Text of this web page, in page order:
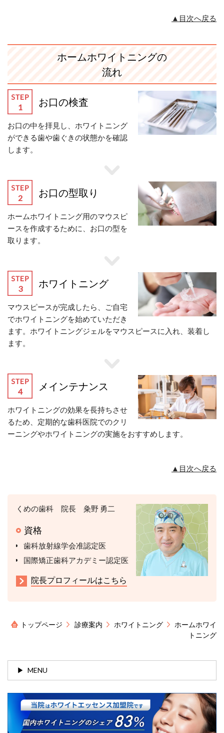
▲目次へ戻る
ホームホワイトニングの
流れ
お口の検査
お口の中を拝見し、ホワイトニング
ができる歯や歯ぐきの状態かを確認
します。
お口の型取り
ホームホワイトニング用のマウスピ
ースを作成するために、お口の型を
取ります。
ホワイトニング
マウスピースが完成したら、ご自宅
でホワイトニングを始めていただき
ます。ホワイトニングジェルをマウスピースに入れ、装着し
ます。
メインテナンス
ホワイトニングの効果を長持ちさせ
るため、定期的な歯科医院でのクリ
ーニングやホワイトニングの実施をおすすめします。
▲目次へ戻る
くめの歯科 院長 粂野 勇二
資格
歯科放射線学会准認定医
国際矯正歯科アカデミー認定医
院長プロフィールはこちら
トップページ 診療案内 ホワイトニング
ホームホワイ
トニング
MENU